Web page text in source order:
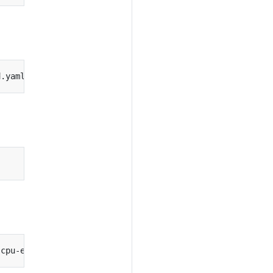
--namespace